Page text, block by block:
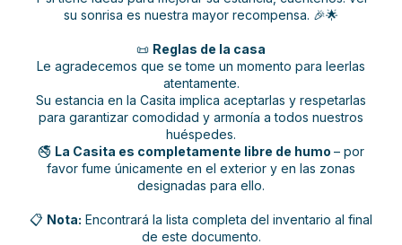
su sonrisa es nuestra mayor recompensa. 🎉🌟
📜 Reglas de la casa
Le agradecemos que se tome un momento para leerlas
atentamente.
Su estancia en la Casita implica aceptarlas y respetarlas
para garantizar comodidad y armonía a todos nuestros
huéspedes.
🚭 La Casita es completamente libre de humo – por
favor fume únicamente en el exterior y en las zonas
designadas para ello.
📋 Nota: Encontrará la lista completa del inventario al final
de este documento.